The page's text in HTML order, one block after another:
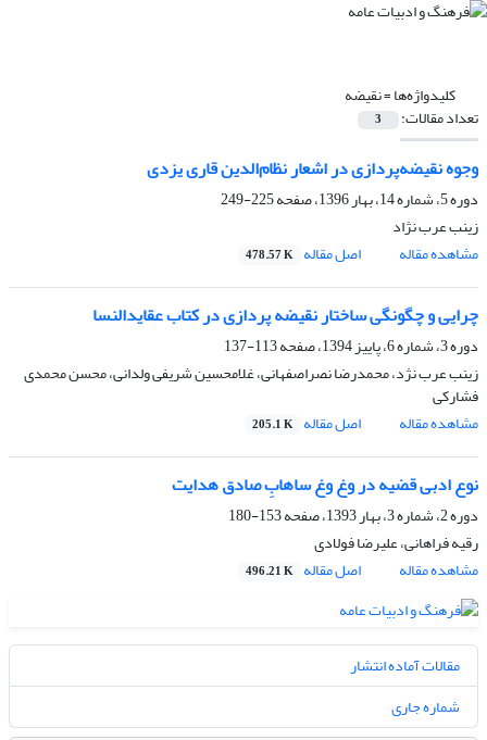
کلیدواژه‌ها =نقیضه
تعداد مقالات: 3
وجوه نقیضه‌پردازی در اشعار نظام‌الدین قاری یزدی
دوره 5، شماره 14، بهار 1396، صفحه
225-249
زینب عرب نژاد
مشاهده مقاله
اصل مقاله 478.57 K
چرایی و چگونگی ساختار نقیضه پردازی در کتاب عقایدالنسا
دوره 3، شماره 6، پاییز 1394، صفحه
113-137
زینب عرب نژد، محمدرضا نصراصفهانی، غلامحسین شریفی ولدانی، محسن محمدی
فشارکی
مشاهده مقاله
اصل مقاله 205.1 K
نوع ادبی قضیه‌ در وغ وغ ساهابِ صادق هدایت
دوره 2، شماره 3، بهار 1393، صفحه
153-180
رقیه فراهانی، علیرضا فولادی
مشاهده مقاله
اصل مقاله 496.21 K
مقالات آماده انتشار
شماره جاری